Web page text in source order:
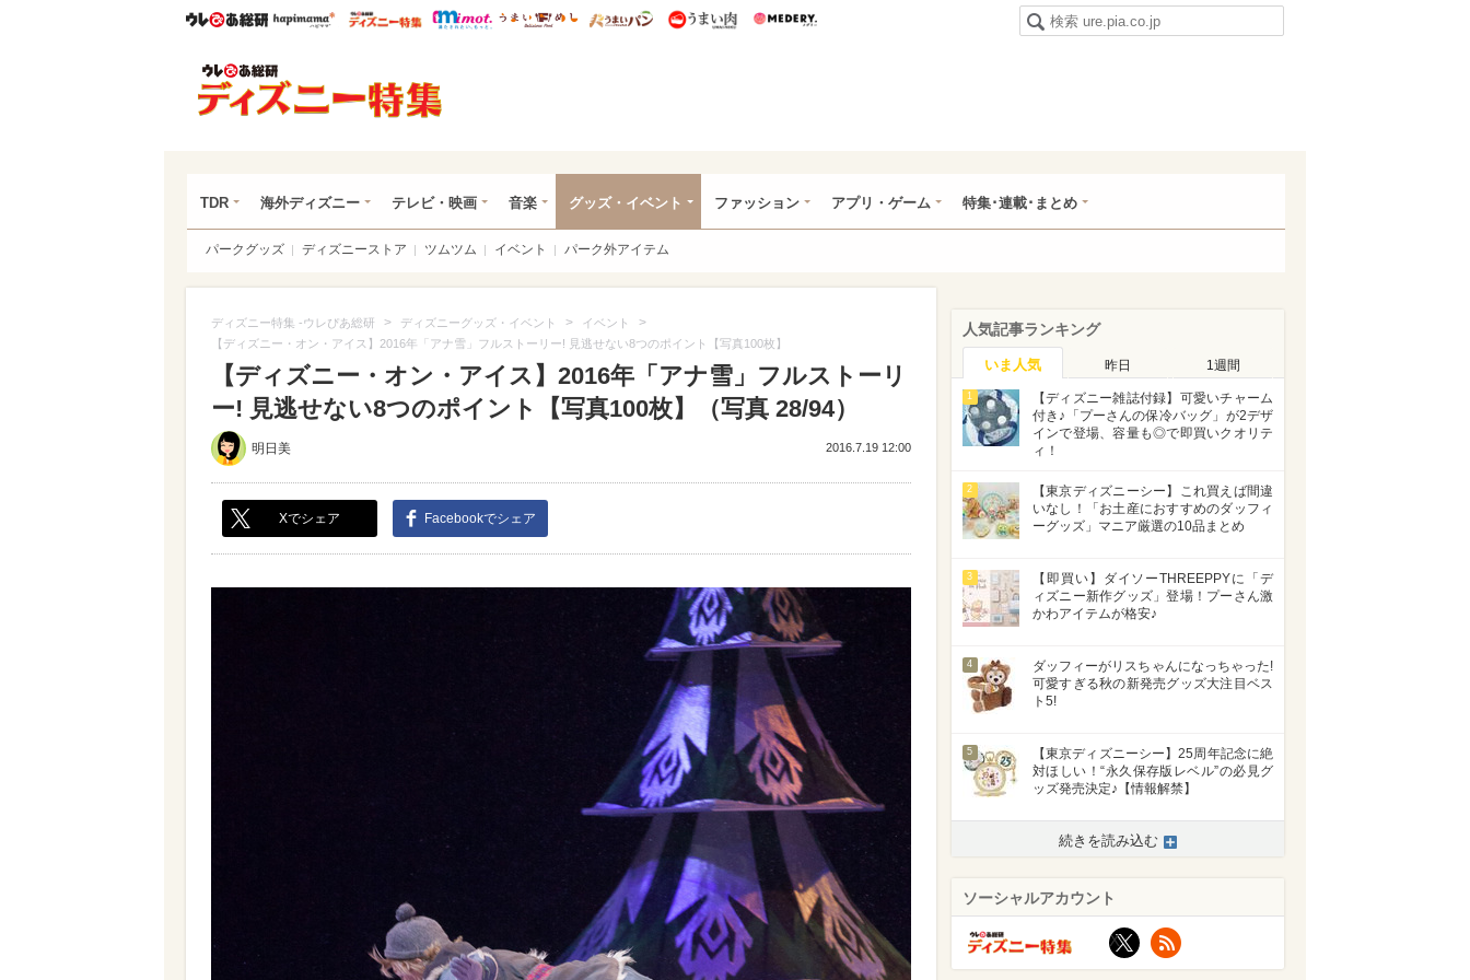
ウレぴあ総研ハピママ* ウレぴあ総研 ディズニー特集
mimot. うまいめし うまいパン うまい肉
TDR 海外ディズニー テレビ・映画 音楽 グッズ・イベント ファッション アプリ・ゲーム 特集･連載･まとめ
パークグッズ ディズニーストア ツムツム イベント パーク外アイテム
ディズニー特集 -ウレぴあ総研 > ディズニーグッズ・イベント > イベント >
【ディズニー・オン・アイス】2016年「アナ雪」フルストーリー! 見逃せない8つのポイント【写真100枚】
【ディズニー・オン・アイス】2016年「アナ雪」フルストーリ
ー! 見逃せない8つのポイント【写真100枚】（写真 28/94）
明日美 2016.7.19 12:00
Xでシェア Facebookでシェア
人気記事ランキング
いま人気 昨日 1週間
1
【ディズニー雑誌付録】可愛いチャーム
付き♪「プーさんの保冷バッグ」が2デザ
インで登場、容量も◎で即買いクオリテ
ィ！
2
【東京ディズニーシー】これ買えば間違
いなし！「お土産におすすめのダッフィ
ーグッズ」マニア厳選の10品まとめ
3
【即買い】ダイソーTHREEPPYに「デ
ィズニー新作グッズ」登場！プーさん激
かわアイテムが格安♪
4
ダッフィーがリスちゃんになっちゃった!
可愛すぎる秋の新発売グッズ大注目ベス
ト5!
5
【東京ディズニーシー】25周年記念に絶
対ほしい！“永久保存版レベル”の必見グ
ッズ発売決定♪【情報解禁】
続きを読み込む
ソーシャルアカウント
X